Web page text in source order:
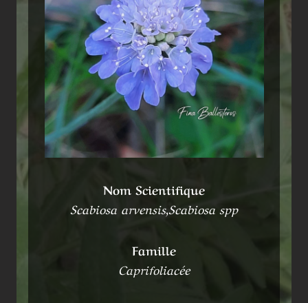
Nom Scientifique
Scabiosa arvensis,Scabiosa spp
Famille
Caprifoliacée